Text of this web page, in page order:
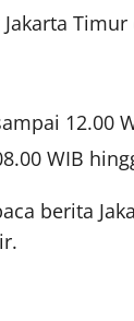
12.00
WIB
berita